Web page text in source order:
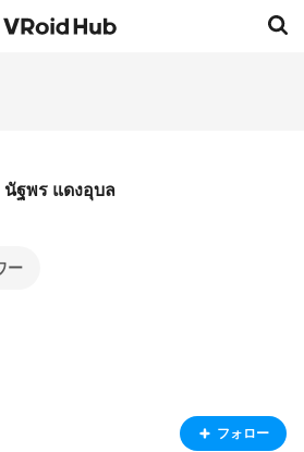
นัฐพร แดงอุบล
ー
フォロー